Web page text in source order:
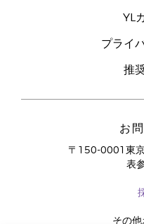
YL
プライ
推
お
〒150-0001東
表
その他